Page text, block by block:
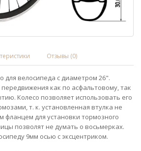
Отзывы (0)
для велосипеда с диаметром 26".
как по асфальтовому, так
Колесо позволяет использовать его
т. к. установленная втулка не
фланцем для установки тормозного
позволят не думать о восьмерках.
9мм осью с эксцентриком.